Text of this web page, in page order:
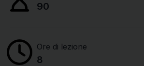
90
Ore di lezione
8